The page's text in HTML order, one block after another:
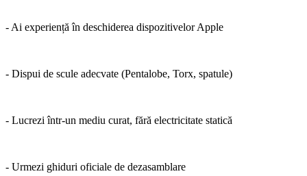
- Ai experiență în deschiderea dispozitivelor Apple
- Dispui de scule adecvate (Pentalobe, Torx, spatule)
- Lucrezi într-un mediu curat, fără electricitate statică
- Urmezi ghiduri oficiale de dezasamblare